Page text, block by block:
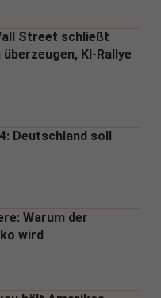
Street schließt
KI-Rallye
Deutschland soll
Warum der
wird